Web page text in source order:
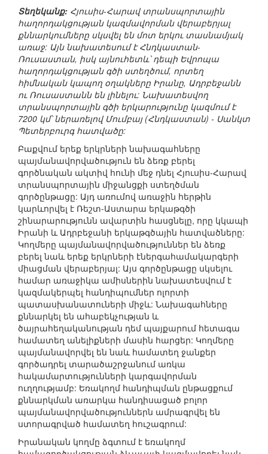
Տեղեկանք: Հյուսիս-Հարավ տրանսպորտային
հաղորդակցության կազմավորման վերաբերյալ
քննարկումները սկսվել են մոտ երկու տասնամյակ
առաջ: Այն նախատեսում է Հնդկաստան-
Ռուսաստան, իսկ այնուհետև՝ դեպի Եվրոպա
հաղորդակցության գծի ստեղծում, որտեղ
հիմնական կապող օղակները Իրանը, Ադրբեջանն
ու Ռուսաստանն են լինելու: Նախատեսվող
տրանսպորտային գծի երկարությունը կազմում է
7200 կմ՝ ներառելով Մումբայ (Հնդկաստան) - Սանկտ
Պետերբուրգ հատվածը:
Բաքվում երեք երկրների նախագահները
պայմանավորվածություն են ձեռք բերել
գործնական ակտիվ հունի մեջ դնել Հյուսիս-Հարավ
տրանսպորտային միջանցքի ստեղծման
գործընթացը: Այդ առումով առաջին հերթին
կարևորվել է Ռեշտ-Աստարա երկաթգծի
շինարարությունն ավարտին հասցնելը, որը կկապի
Իրանի և Ադրբեջանի երկաթգծային հատվածները:
Կողմերը պայմանավորվածություններ են ձեռք
բերել նաև երեք երկրների էներգահամակարգերի
միացման վերաբերյալ: Այս գործընթացը սկսելու
համար առաջիկա ամիսներին նախատեսվում է
կազմակերպել հանդիպումներ ոլորտի
պատասխանատուների միջև: Նախագահները
քննարկել են ահաբեկչության և
ծայրահեղականության դեմ պայքարում հետագա
համատեղ անելիքների մասին հարցեր: Կողմերը
պայմանավորվել են նաև համատեղ ջանքեր
գործադրել տարածաշրջանում առկա
հակամարտությունների կարգավորման
ուղղությամբ: Եռակողմ հանդիպման ընթացքում
քննարկման առարկա հանդիսացած բոլոր
պայմանավորվածություններն ամրագրվել են
ստորագրված համատեղ հուշագրում:
Իրանական կողմը ձգտում է եռակողմ